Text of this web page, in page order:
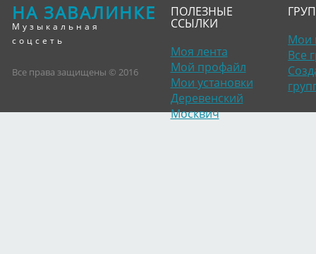
НА ЗАВАЛИНКЕ
Музыкальная
соцсеть
Все права защищены © 2016
ПОЛЕЗНЫЕ
ССЫЛКИ
Моя лента
Мой профайл
Мои установки
Деревенский
Москвич
Мои
Все